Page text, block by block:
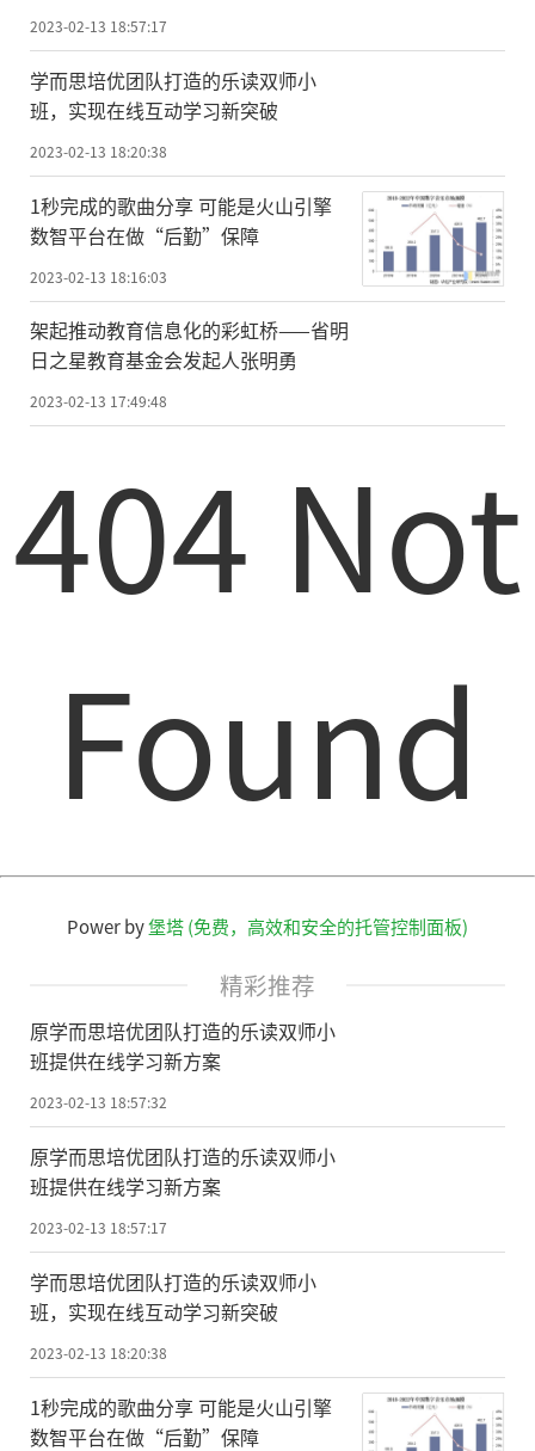
2023-02-13 18:57:17
学而思培优团队打造的乐读双师小
班，实现在线互动学习新突破
2023-02-13 18:20:38
1秒完成的歌曲分享 可能是火山引擎
数智平台在做“后勤”保障
2023-02-13 18:16:03
架起推动教育信息化的彩虹桥——省明
日之星教育基金会发起人张明勇
2023-02-13 17:49:48
404 Not
Found
Power by堡塔 (免费，高效和安全的托管控制面板)
精彩推荐
原学而思培优团队打造的乐读双师小
班提供在线学习新方案
2023-02-13 18:57:32
原学而思培优团队打造的乐读双师小
班提供在线学习新方案
2023-02-13 18:57:17
学而思培优团队打造的乐读双师小
班，实现在线互动学习新突破
2023-02-13 18:20:38
1秒完成的歌曲分享 可能是火山引擎
数智平台在做“后勤”保障